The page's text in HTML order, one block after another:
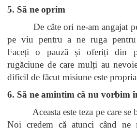
5. Să ne oprim
De câte ori ne-am angajat pe
pe viu pentru a ne ruga pentru
Faceți o pauză și oferiți din
rugăciune de care mulți au
dificil de făcut misiune este
6. Să ne amintim că nu vorbim
Aceasta este teza pe care se
Noi credem că atunci când ne